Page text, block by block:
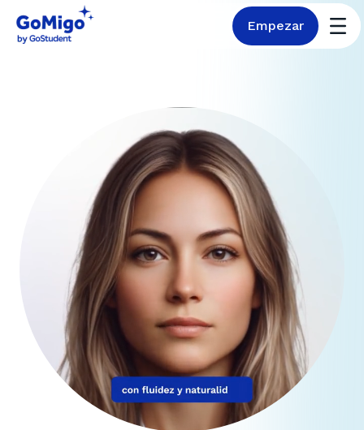
Empezar